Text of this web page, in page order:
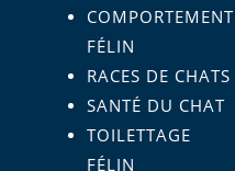
COMPORTEMENT
FÉLIN
RACES DE CHATS
SANTÉ DU CHAT
TOILETTAGE
FÉLIN